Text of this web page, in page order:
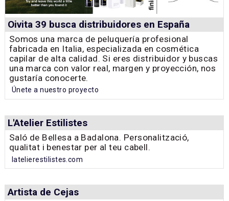
Oivita 39 busca distribuidores en España
Somos una marca de peluquería profesional
fabricada en Italia, especializada en cosmética
capilar de alta calidad. Si eres distribuidor y buscas
una marca con valor real, margen y proyección, nos
gustaría conocerte.
Únete a nuestro proyecto
L'Atelier Estilistes
Saló de Bellesa a Badalona. Personalització,
qualitat i benestar per al teu cabell.
latelierestilistes.com
Artista de Cejas